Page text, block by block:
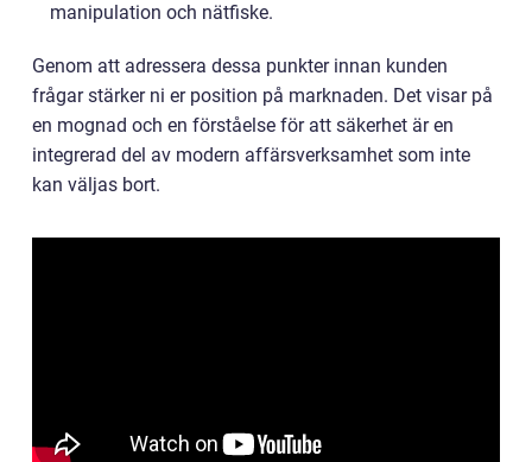
manipulation och nätfiske.
Genom att adressera dessa punkter innan kunden
frågar stärker ni er position på marknaden. Det visar på
en mognad och en förståelse för att säkerhet är en
integrerad del av modern affärsverksamhet som inte
kan väljas bort.